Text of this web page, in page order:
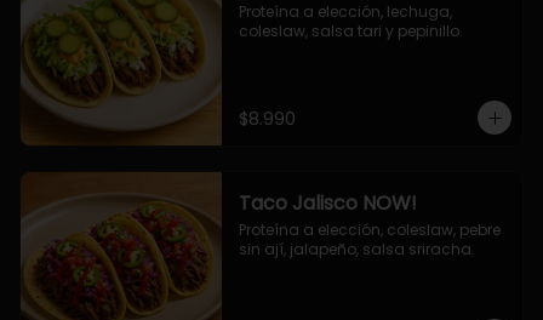
Proteína a elección, lechuga,
coleslaw, salsa tari y pepinillo.
$8.990
Taco Jalisco NOW!
Proteína a elección, coleslaw, pebre
sin ají, jalapeño, salsa sriracha.